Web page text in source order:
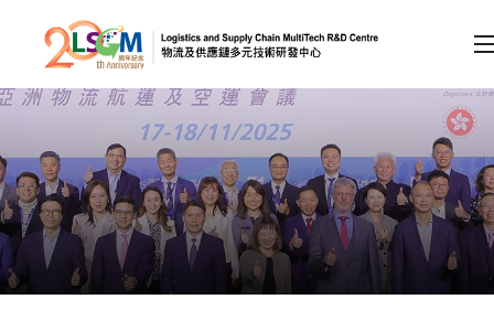
跳到內容（按回車鍵）
會員登入
A A EN 繁 简